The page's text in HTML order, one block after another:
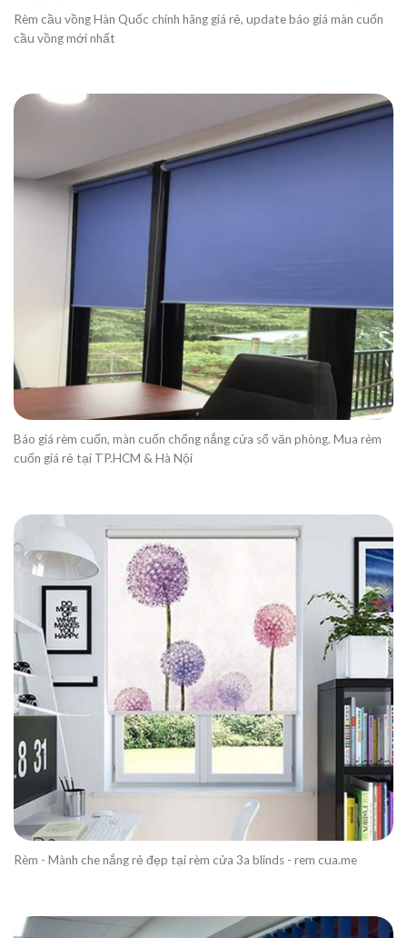
Rèm cầu vồng Hàn Quốc chính hãng giá rẻ, update báo giá màn cuốn
cầu vồng mới nhất
Báo giá rèm cuốn, màn cuốn chống nắng cửa sổ văn phòng. Mua rèm
cuốn giá rẻ tại TP.HCM & Hà Nội
Rèm - Mành che nắng rẻ đẹp tại rèm cửa 3a blinds - rem cua.me